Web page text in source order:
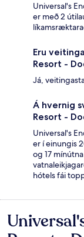
Universal's
er með 2
Eru
Resort -
Já,
Á hvernig
Resort -
Universal's
er í einungis
og 17
hótels fái
Umsagnir